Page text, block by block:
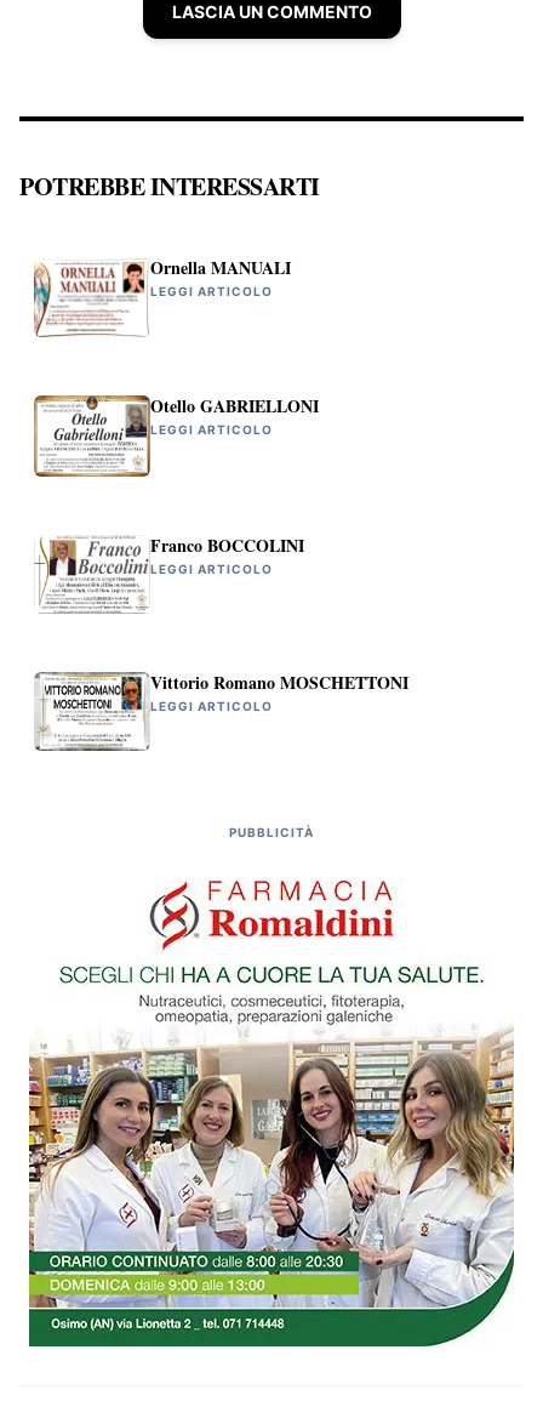
LASCIA UN COMMENTO
POTREBBE INTERESSARTI
Ornella MANUALI
LEGGI ARTICOLO
Otello GABRIELLONI
LEGGI ARTICOLO
Franco BOCCOLINI
LEGGI ARTICOLO
Vittorio Romano MOSCHETTONI
LEGGI ARTICOLO
PUBBLICITÀ